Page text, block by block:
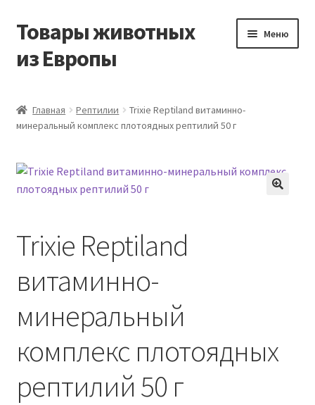
Перейти
навигации
Перейти
содержимому
Товары животных
из Европы
Меню
Виды доставки
Заказать доставку корма из Германии
Корзина
Мой аккаунт
О компании
Отзывы
Оформление заказа
Главная Рептилии
Trixie Reptiland витаминно-
минеральный комплекс плотоядных рептилий 50 г
Trixie Reptiland
витаминно-
минеральный
комплекс плотоядных
рептилий 50 г